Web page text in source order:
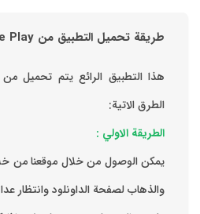
طريقة تحميل التطبيق من Google Play
الطرق الاتية:
الطريقة الاولي :
يمكن الوصول من خلال موقعنا من
والذهاب لصفحة الداونلود وانتظار